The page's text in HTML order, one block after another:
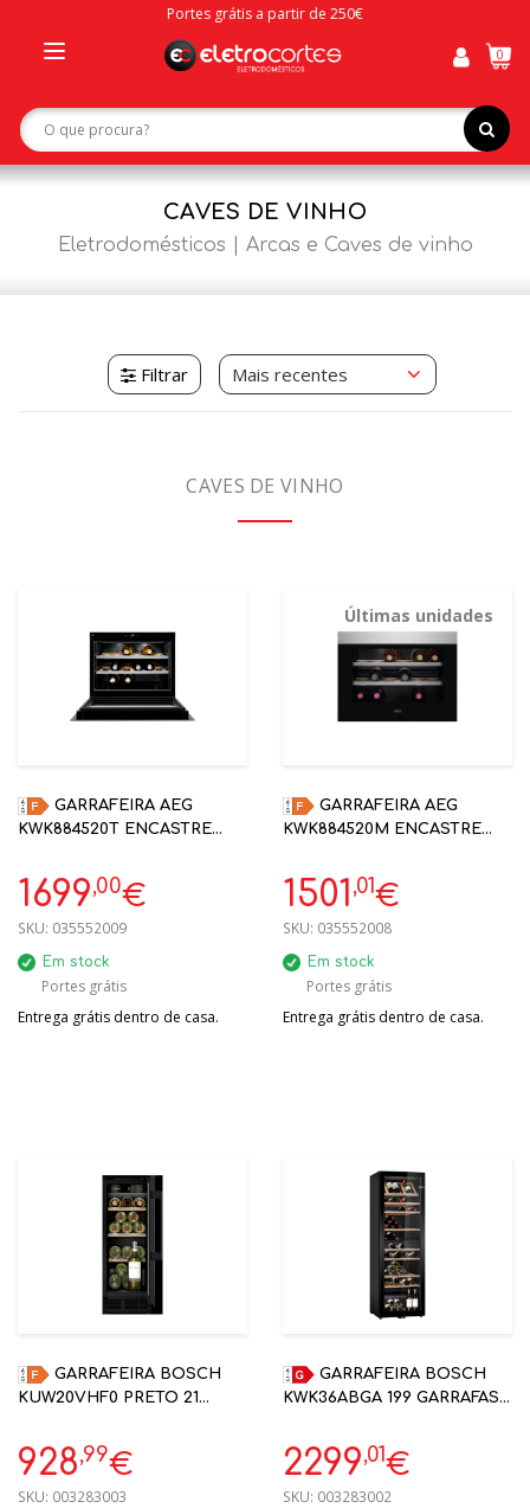
Portes grátis a partir de 250€
navigation
0
CAVES DE VINHO
Eletrodomésticos Arcas e Caves de vinho
Filtrar
CAVES DE VINHO
GARRAFEIRA AEG
KWK884520T ENCASTRE
MATE S/PEGA
1699,00€
SKU: 035552009
Em stock
Portes grátis
Entrega grátis dentro de casa.
Últimas unidades
GARRAFEIRA AEG
KWK884520M ENCASTRE
S/PEGA
1501 ,01€
SKU: 035552008
Em stock
Portes grátis
Entrega grátis dentro de casa.
GARRAFEIRA BOSCH
KUW20VHF0 PRETO 21
82X30X55CM
928,99€
SKU: 003283003
GARRAFEIRA BOSCH
KWK36ABGA 199 GARRAFAS
2299,01€
SKU: 003283002